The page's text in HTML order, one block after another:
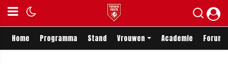
Home Programma Stand Vrouwen Academie Forum